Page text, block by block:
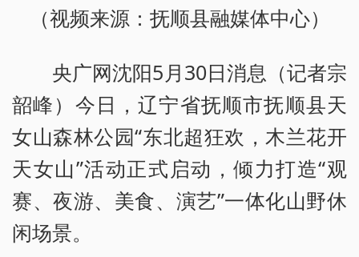
（视频来源：抚顺县融媒体中心）
央广网沈阳5月30日消息（记者宗
韶峰）今日，辽宁省抚顺市抚顺县天
女山森林公园“东北超狂欢，木兰花开
天女山”活动正式启动，倾力打造“观
赛、夜游、美食、演艺”一体化山野休
闲场景。